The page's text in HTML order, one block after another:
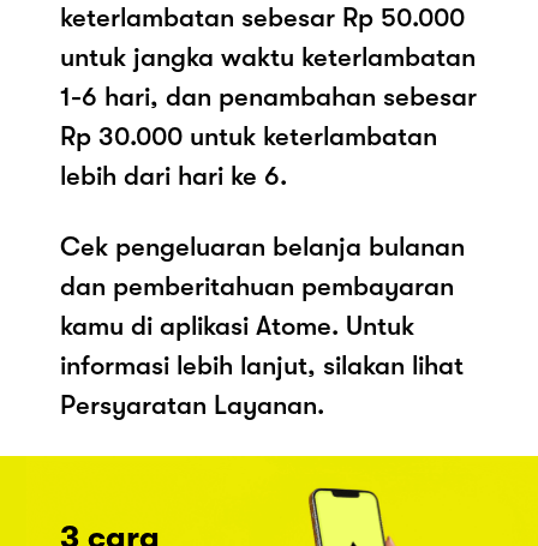
keterlambatan sebesar Rp 50.000
untuk jangka waktu keterlambatan
1-6 hari, dan penambahan sebesar
Rp 30.000 untuk keterlambatan
lebih dari hari ke 6.
Cek pengeluaran belanja bulanan
dan pemberitahuan pembayaran
kamu di aplikasi Atome. Untuk
informasi lebih lanjut, silakan lihat
Persyaratan Layanan.
3 cara